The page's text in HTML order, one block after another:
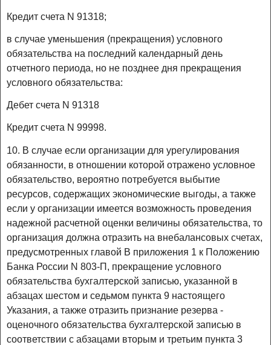
Кредит счета N 91318;
в случае уменьшения (прекращения) условного
обязательства на последний календарный день
отчетного периода, но не позднее дня прекращения
условного обязательства:
Дебет счета N 91318
Кредит счета N 99998.
10. В случае если организации для урегулирования
обязанности, в отношении которой отражено условное
обязательство, вероятно потребуется выбытие
ресурсов, содержащих экономические выгоды, а также
если у организации имеется возможность проведения
надежной расчетной оценки величины обязательства, то
организация должна отразить на внебалансовых счетах,
предусмотренных главой В приложения 1 к Положению
Банка России N 803-П, прекращение условного
обязательства бухгалтерской записью, указанной в
абзацах шестом и седьмом пункта 9 настоящего
Указания, а также отразить признание резерва -
оценочного обязательства бухгалтерской записью в
соответствии с абзацами вторым и третьим пункта 3